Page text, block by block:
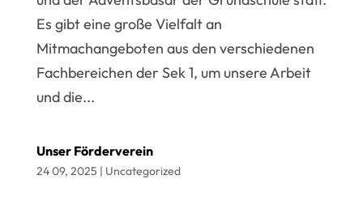
Es gibt eine große Vielfalt an
Mitmachangeboten aus den verschiedenen
Fachbereichen der Sek 1, um unsere Arbeit
und die...
Unser Förderverein
24 09, 2025 | Uncategorized